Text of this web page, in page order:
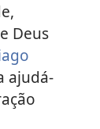
Deus
ajudá-